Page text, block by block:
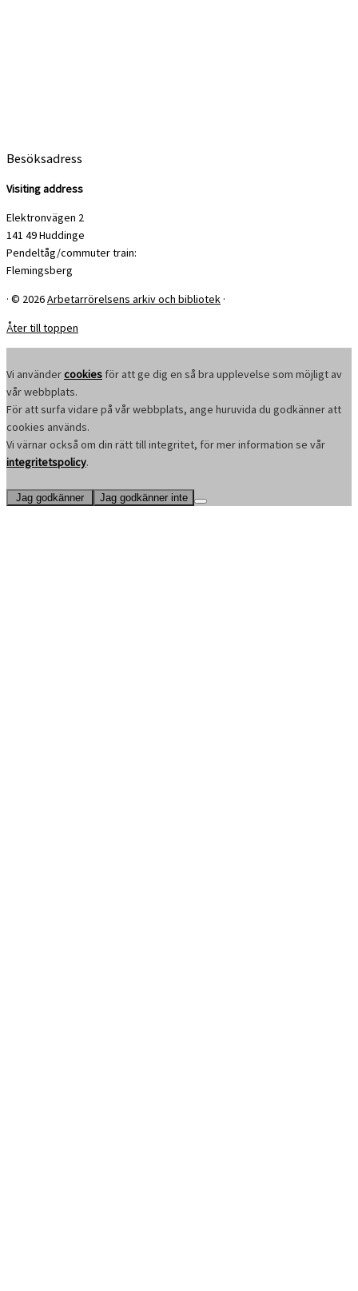
Besöksadress
Visiting address
Elektronvägen 2
141 49 Huddinge
Pendeltåg/commuter train:
Flemingsberg
· © 2026Arbetarrörelsens arkiv och bibliotek ·
Åter till toppen
Vi användercookies för att ge dig en så bra upplevelse som möjligt av
vår webbplats.
För att surfa vidare på vår webbplats, ange huruvida du godkänner att
cookies används.
Vi värnar också om din rätt till integritet, för mer information se vår
integritetspolicy.
Jag godkänner Jag godkänner inte